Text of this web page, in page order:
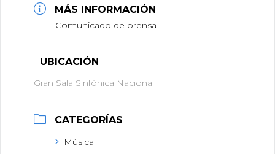
MÁS INFORMACIÓN
Comunicado de prensa
UBICACIÓN
Gran Sala Sinfónica Nacional
CATEGORÍAS
Música